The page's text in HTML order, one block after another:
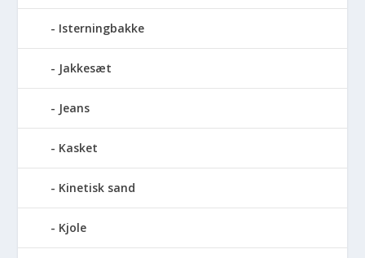
Isterningbakke
Jakkesæt
Jeans
Kasket
Kinetisk sand
Kjole